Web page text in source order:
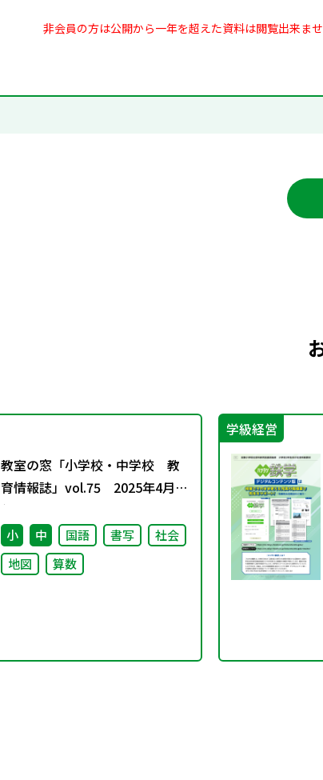
非会員の方は公開から一年を超えた資料は閲覧出来ませ
教室の窓「小学校・中学校 教
育情報誌」vol.75 2025年4月発
行
小 中 国語 書写
社会
地図
算数
学級経営